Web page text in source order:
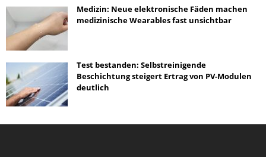
Medizin: Neue elektronische Fäden machen
medizinische Wearables fast unsichtbar
Test bestanden: Selbstreinigende
Beschichtung steigert Ertrag von PV-Modulen
deutlich